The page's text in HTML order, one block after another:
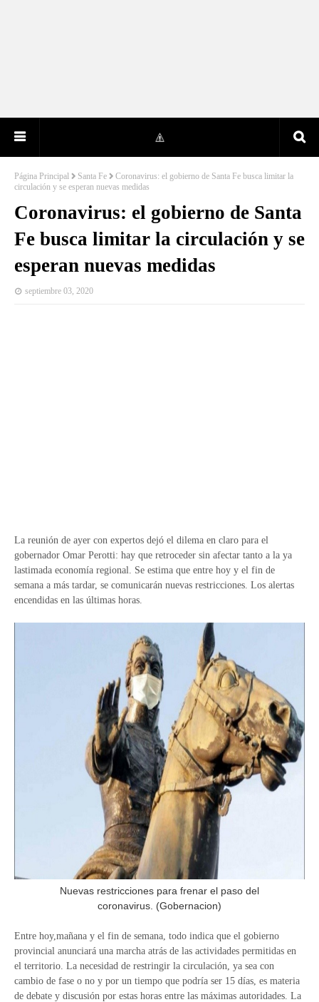
Página Principal Santa Fe
Coronavirus: el gobierno de Santa Fe busca limitar la
circulación y se esperan nuevas medidas
Coronavirus: el gobierno de Santa
Fe busca limitar la circulación y se
esperan nuevas medidas
septiembre 03, 2020
La reunión de ayer con expertos dejó el dilema en claro para el
gobernador Omar Perotti: hay que retroceder sin afectar tanto a la ya
lastimada economía regional. Se estima que entre hoy y el fin de
semana a más tardar, se comunicarán nuevas restricciones. Los alertas
encendidas en las últimas horas.
Nuevas restricciones para frenar el paso del
coronavirus. (Gobernacion)
Entre hoy,mañana y el fin de semana, todo indica que el gobierno
provincial anunciará una marcha atrás de las actividades permitidas en
el territorio. La necesidad de restringir la circulación, ya sea con
cambio de fase o no y por un tiempo que podría ser 15 días, es materia
de debate y discusión por estas horas entre las máximas autoridades. La